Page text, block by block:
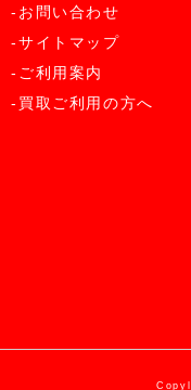
-お問い合わせ
-サイトマップ
-ご利用案内
-買取ご利用の方へ